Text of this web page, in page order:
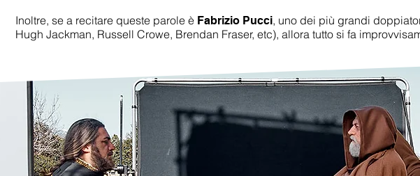
Inoltre, se a recitare queste parole è Fabrizio Pucci, uno dei più grandi
Hugh Jackman, Russell Crowe, Brendan Fraser, etc), allora tutto si fa